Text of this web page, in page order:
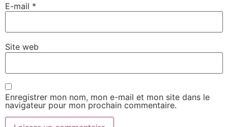
E-mail *
Site web
Enregistrer mon nom, mon e-mail et mon site dans le
navigateur pour mon prochain commentaire.